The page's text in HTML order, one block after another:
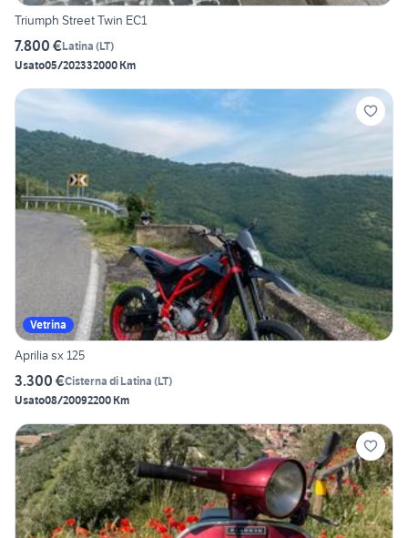
Triumph Street Twin EC1
7.800 €Latina (LT)
Usato05/202332000 Km
Vetrina
Aprilia sx 125
3.300 €Cisterna di Latina (LT)
Usato08/20092200 Km